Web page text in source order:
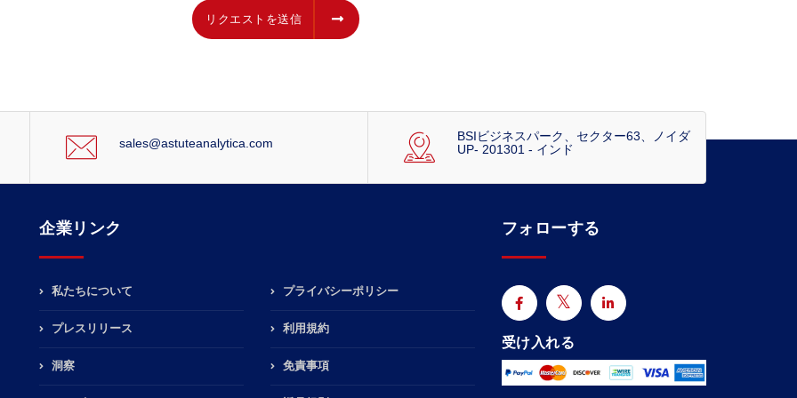
リクエストを送信
sales@astuteanalytica.com
BSIビジネスパーク、セクター63、ノイダ
UP- 201301 - インド
企業リンク
私たちについて
プレスリリース
洞察
プライバシーポリシー
利用規約
免責事項
フォローする
受け入れる